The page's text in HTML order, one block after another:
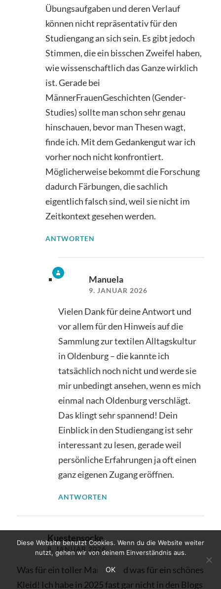
Übungsaufgaben und deren Verlauf
können nicht repräsentativ für den
Studiengang an sich sein. Es gibt jedoch
Stimmen, die ein bisschen Zweifel haben,
wie wissenschaftlich das Ganze wirklich
ist. Gerade bei
MännerFrauenGeschichten (Gender-
Studies) sollte man schon sehr genau
hinschauen, bevor man Thesen wagt,
finde ich. Mit dem Gedankengut war ich
vorher noch nicht konfrontiert.
Möglicherweise bekommt die Forschung
dadurch Färbungen, die sachlich
eigentlich falsch sind, weil sie nicht im
Zeitkontext gesehen werden.
ANTWORTEN
Manuela
9. JANUAR 2026
Vielen Dank für deine Antwort und
vor allem für den Hinweis auf die
Sammlung zur textilen Alltagskultur
in Oldenburg – die kannte ich
tatsächlich noch nicht und werde sie
mir unbedingt ansehen, wenn es mich
einmal nach Oldenburg verschlägt.
Das klingt sehr spannend! Dein
Einblick in den Studiengang ist sehr
interessant zu lesen, gerade weil
persönliche Erfahrungen ja oft einen
ganz eigenen Zugang eröffnen.
ANTWORTEN
Kuestensocke
8. JANUAR 2026
Was für ein toller Mantel und was für ein schönes
Kleid! Ich habe in 2025 fast gar nicht in den Blogs
Diese Website benutzt Cookies. Wenn du die Website weiter
nutzt, gehen wir von deinem Einverständnis aus.
OK